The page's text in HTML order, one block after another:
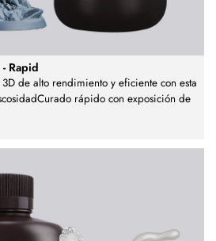
Rapid
de alto rendimiento y eficiente con esta
rápido con exposición de